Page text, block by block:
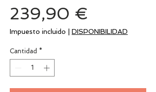
239,90 €
Impuesto incluido DISPONIBILIDAD
Cantidad *